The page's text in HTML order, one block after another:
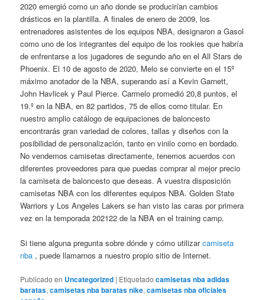
2020 emergió como un año donde se producirían cambios
drásticos en la plantilla. A finales de enero de 2009, los
entrenadores asistentes de los equipos NBA, designaron a Gasol
como uno de los integrantes del equipo de los rookies que habría
de enfrentarse a los jugadores de segundo año en el All Stars de
Phoenix. El 10 de agosto de 2020, Melo se convierte en el 15º
máximo anotador de la NBA, superando así a Kevin Garnett,
John Havlicek y Paul Pierce. Carmelo promedió 20,8 puntos, el
19.º en la NBA, en 82 partidos, 75 de ellos como titular. En
nuestro amplio catálogo de equipaciones de baloncesto
encontrarás gran variedad de colores, tallas y diseños con la
posibilidad de personalización, tanto en vinilo como en bordado.
No vendemos camisetas directamente, tenemos acuerdos con
diferentes proveedores para que puedas comprar al mejor precio
la camiseta de baloncesto que deseas. A vuestra disposición
camisetas NBA con los diferentes equipos NBA. Golden State
Warriors y Los Angeles Lakers se han visto las caras por primera
vez en la temporada 202122 de la NBA en el training camp.
Si tiene alguna pregunta sobre dónde y cómo utilizarcamiseta
nba , puede llamarnos a nuestro propio sitio de Internet.
Publicado en Uncategorized | Etiquetado camisetas nba adidas
baratas,camisetas nba baratas nike,camisetas nba oficiales